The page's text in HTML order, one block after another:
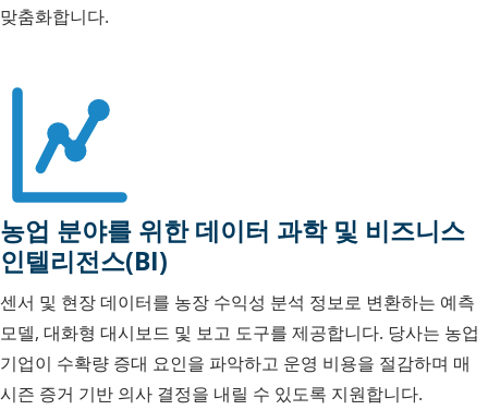
맞춤화합니다.
농업 분야를 위한 데이터 과학 및 비즈니스
인텔리전스(BI)
센서 및 현장 데이터를 농장 수익성 분석 정보로 변환하는 예측
모델, 대화형 대시보드 및 보고 도구를 제공합니다. 당사는 농업
기업이 수확량 증대 요인을 파악하고 운영 비용을 절감하며 매
시즌 증거 기반 의사 결정을 내릴 수 있도록 지원합니다.